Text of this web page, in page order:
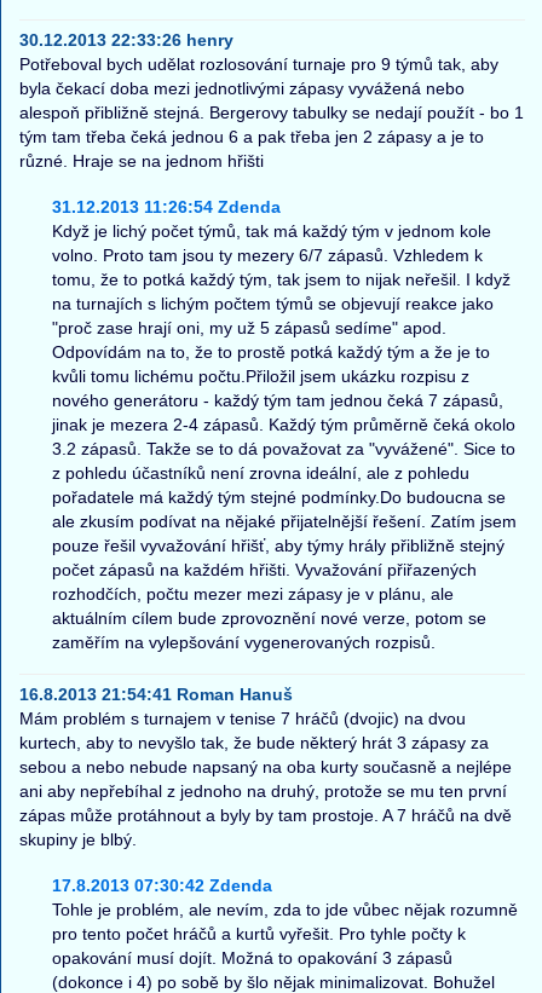
30.12.2013 22:33:26 henry
Potřeboval bych udělat rozlosování turnaje pro 9 týmů tak, aby
byla čekací doba mezi jednotlivými zápasy vyvážená nebo
alespoň přibližně stejná. Bergerovy tabulky se nedají použít - bo 1
tým tam třeba čeká jednou 6 a pak třeba jen 2 zápasy a je to
různé. Hraje se na jednom hřišti
31.12.2013 11:26:54 Zdenda
Když je lichý počet týmů, tak má každý tým v jednom kole
volno. Proto tam jsou ty mezery 6/7 zápasů. Vzhledem k
tomu, že to potká každý tým, tak jsem to nijak neřešil. I když
na turnajích s lichým počtem týmů se objevují reakce jako
"proč zase hrají oni, my už 5 zápasů sedíme" apod.
Odpovídám na to, že to prostě potká každý tým a že je to
kvůli tomu lichému počtu.Přiložil jsem ukázku rozpisu z
nového generátoru - každý tým tam jednou čeká 7 zápasů,
jinak je mezera 2-4 zápasů. Každý tým průměrně čeká okolo
3.2 zápasů. Takže se to dá považovat za "vyvážené". Sice to
z pohledu účastníků není zrovna ideální, ale z pohledu
pořadatele má každý tým stejné podmínky.Do budoucna se
ale zkusím podívat na nějaké přijatelnější řešení. Zatím jsem
pouze řešil vyvažování hřišť, aby týmy hrály přibližně stejný
počet zápasů na každém hřišti. Vyvažování přiřazených
rozhodčích, počtu mezer mezi zápasy je v plánu, ale
aktuálním cílem bude zprovoznění nové verze, potom se
zaměřím na vylepšování vygenerovaných rozpisů.
16.8.2013 21:54:41 Roman Hanuš
Mám problém s turnajem v tenise 7 hráčů (dvojic) na dvou
kurtech, aby to nevyšlo tak, že bude některý hrát 3 zápasy za
sebou a nebo nebude napsaný na oba kurty současně a nejlépe
ani aby nepřebíhal z jednoho na druhý, protože se mu ten první
zápas může protáhnout a byly by tam prostoje. A 7 hráčů na dvě
skupiny je blbý.
17.8.2013 07:30:42 Zdenda
Tohle je problém, ale nevím, zda to jde vůbec nějak rozumně
pro tento počet hráčů a kurtů vyřešit. Pro tyhle počty k
opakování musí dojít. Možná to opakování 3 zápasů
(dokonce i 4) po sobě by šlo nějak minimalizovat. Bohužel